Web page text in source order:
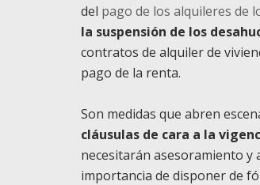
del pago de los alquileres de
la suspensión de los
contratos de alquiler de
pago de la renta.
Son medidas que abren
cláusulas de cara a la
necesitarán asesoramiento y
importancia de disponer de